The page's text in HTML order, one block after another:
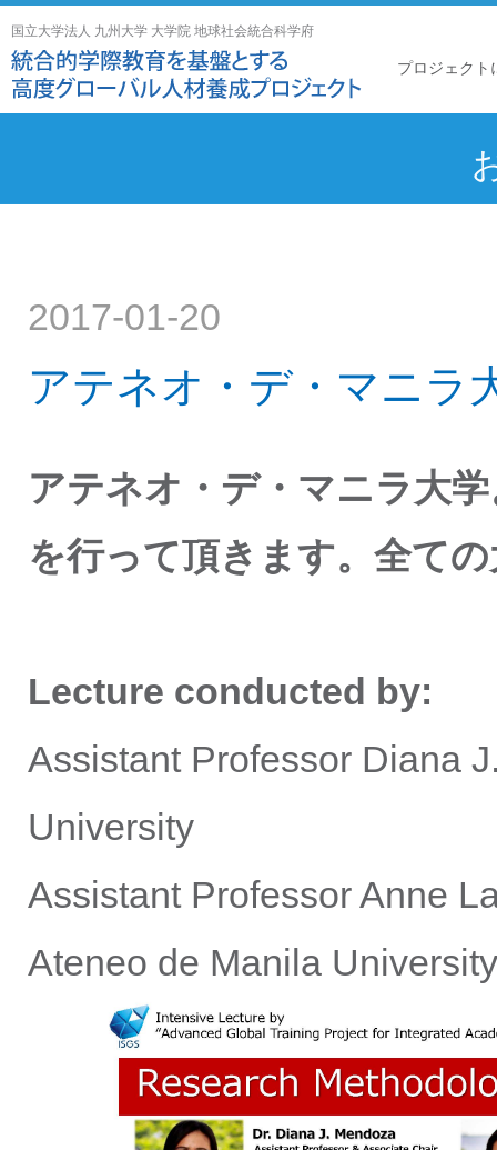
国立大学法人 九州大学 大学院 地球社会統合科学府
プロジェクト
2017-01-20
アテネオ・デ・マニラ
アテネオ・デ・マニラ大
を行って頂きます。 全て
Lecture conducted by:
Assistant Professor Diana
University
Assistant Professor Anne
Ateneo de Manila University